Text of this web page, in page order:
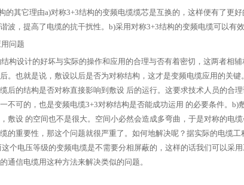
其它理由a)对称3+3结构的变频电缆缆芯是互换的，这样便有了更
波，提高了电缆的抗干扰性。b)采用对称3+3结构的变频电缆可以有
问题
设计的好坏与实际的操作和应用的合理与否有着密切，这两者相辅
。也就是说，敷设以后是否为对称结构，这才是变频电缆应用的关
后的结构是否对称直接影响到敷设 后的运行。这要求技术人员的合
不可的，也是变频电缆3+3对称结构是否能成功运用 的必要条件。
敷设 的空间也不是很大。空间小必然会造成多弯曲，于是对称的电
的重要性，那这个问题就很严重了。如何地解决呢？据实际的电缆
个电压等级的变频电缆是不需要分相屏蔽的，这样的话我们可以采
通信电缆用这种方法来解决类似的问题。